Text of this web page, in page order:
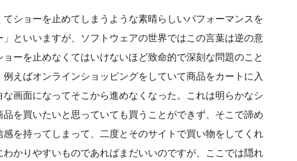
ショーを止めてしまうような素晴らしいパフォーマンスを
といいますが、ソフトウェアの世界ではこの言葉は逆の意
ーを止めなくてはいけないほど致命的で深刻な問題のこと
えばオンラインショッピングをしていて商品をカートに入
画面になってそこから進めなくなった。これは明らかなシ
を買いたいと思っていても買うことができず、そこで諦め
を持ってしまって、二度とそのサイトで買い物をしてくれ
かりやすいものであればまだいいのですが、ここでは隠れ